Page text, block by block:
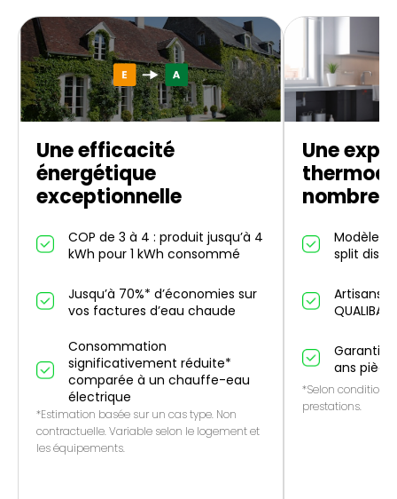
Une efficacité
énergétique
exceptionnelle
COP de 3 à 4 : produit jusqu’à 4
kWh pour 1 kWh consommé
Jusqu’à 70%* d’économies sur
vos factures d’eau chaude
Consommation
significativement réduite*
comparée à un chauffe-eau
électrique
*Estimation basée sur un cas type. Non
contractuelle. Variable selon le logement et
les équipements.
Une
Modèles
split
Artisans
QUALIBAT
Garantie
ans
*Selon conditions
prestations.